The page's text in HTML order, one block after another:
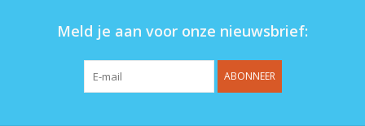
Meld je aan voor onze nieuwsbrief:
ABONNEER